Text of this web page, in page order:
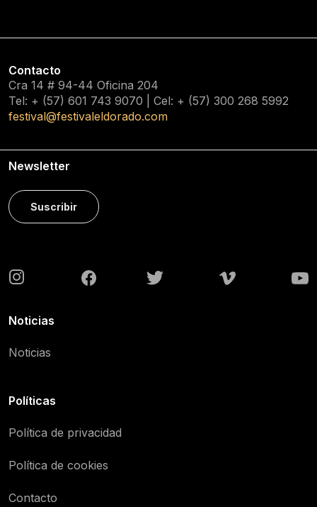
Contacto
Cra 14 # 94-44 Oficina 204
Tel: + (57) 601 743 9070 | Cel: + (57) 300 268 5992
festival@festivaleldorado.com
Newsletter
Suscribir
Noticias
Noticias
Políticas
Política de privacidad
Política de cookies
Contacto